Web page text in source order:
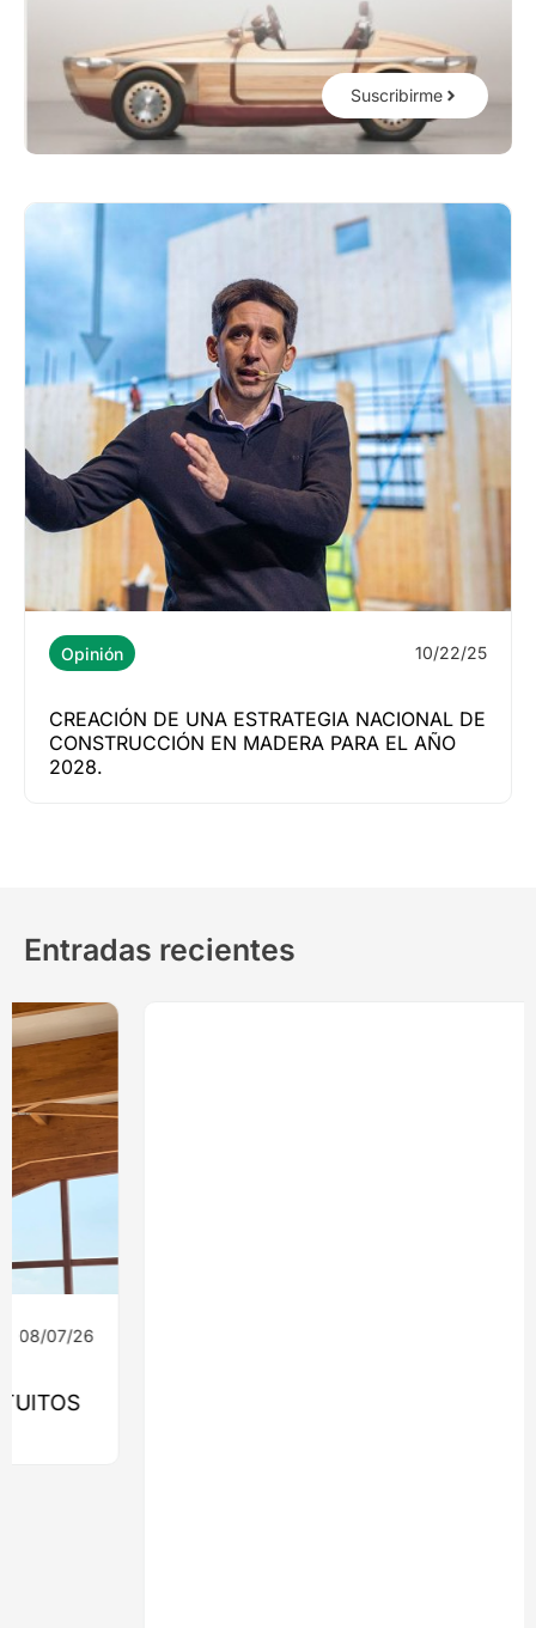
Suscribirme
Opinión 10/22/25
CREACIÓN DE UNA ESTRATEGIA NACIONAL DE
CONSTRUCCIÓN EN MADERA PARA EL AÑO
2028.
Entradas recientes
Ingeniería
MONROY 2775: EL EDIFICIO QUE